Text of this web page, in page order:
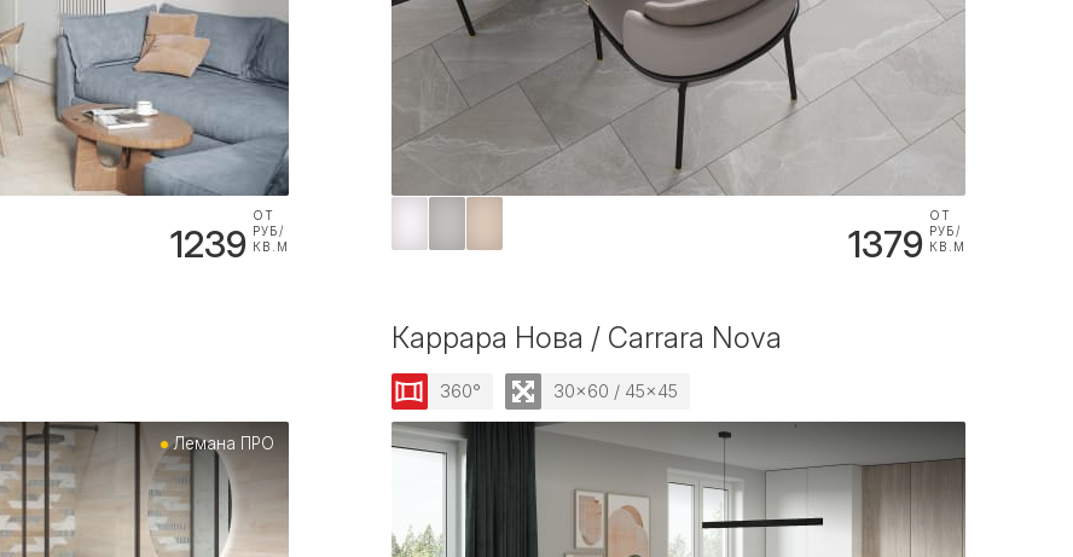
1239
ОТ
РУБ/
КВ.М
1379
ОТ
РУБ/
КВ.М
Лемана ПРО
Каррара Нова / Carrara Nova
360° 30x60 / 45x45